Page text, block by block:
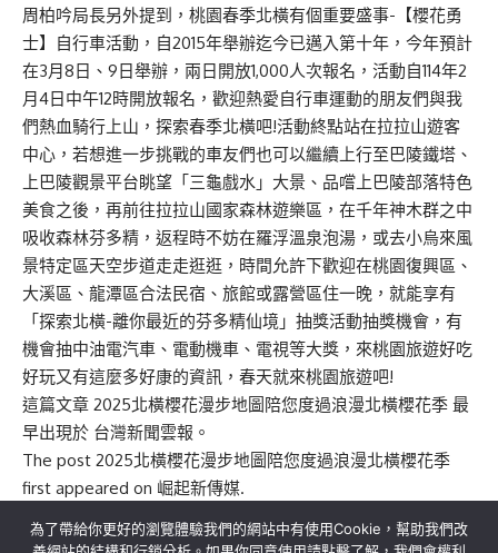
周柏吟局長另外提到，桃園春季北橫有個重要盛事-【櫻花勇
士】自行車活動，自2015年舉辦迄今已邁入第十年，今年預計
在3月8日、9日舉辦，兩日開放1,000人次報名，活動自114年2
月4日中午12時開放報名，歡迎熱愛自行車運動的朋友們與我
們熱血騎行上山，探索春季北橫吧!活動終點站在拉拉山遊客
中心，若想進一步挑戰的車友們也可以繼續上行至巴陵鐵塔、
上巴陵觀景平台眺望「三龜戲水」大景、品嚐上巴陵部落特色
美食之後，再前往拉拉山國家森林遊樂區，在千年神木群之中
吸收森林芬多精，返程時不妨在羅浮溫泉泡湯，或去小烏來風
景特定區天空步道走走逛逛，時間允許下歡迎在桃園復興區、
大溪區、龍潭區合法民宿、旅館或露營區住一晚，就能享有
「探索北橫-離你最近的芬多精仙境」抽獎活動抽獎機會，有
機會抽中油電汽車、電動機車、電視等大獎，來桃園旅遊好吃
好玩又有這麼多好康的資訊，春天就來桃園旅遊吧!
這篇文章 2025北橫櫻花漫步地圖陪您度過浪漫北橫櫻花季 最
早出現於 台灣新聞雲報 。
The post 2025北橫櫻花漫步地圖陪您度過浪漫北橫櫻花季
first appeared on 崛起新傳媒.
為了帶給你更好的瀏覽體驗我們的網站中有使用Cookie，幫助我們改